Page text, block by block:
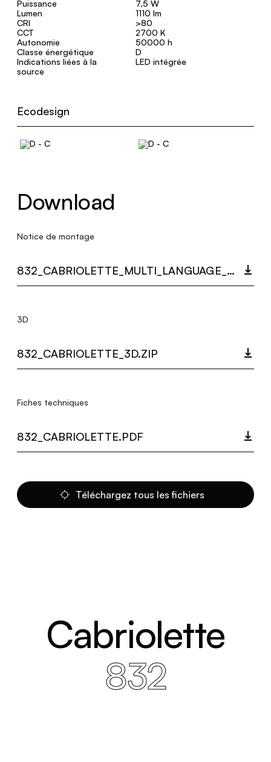
Puissance
7,5 W
Lumen
1110 lm
CRI
>80
CCT
2700 K
Autonomie
50000 h
Classe énergétique
D
Indications liées à la
source
LED intégrée
Ecodesign
Download
Notice de montage
832_CABRIOLETTE_MULTI_LANGUAGE_9507_INST.PDF
3D
832_CABRIOLETTE_3D.ZIP
Fiches techniques
832_CABRIOLETTE.PDF
Téléchargez tous les fichiers
Cabriolette
832